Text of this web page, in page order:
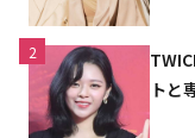
2
トと